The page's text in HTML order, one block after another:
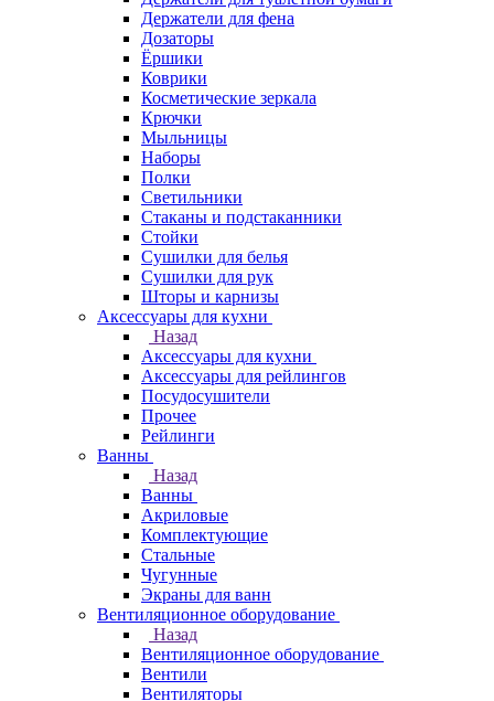
Держатели для фена
Дозаторы
Ёршики
Коврики
Косметические зеркала
Крючки
Мыльницы
Наборы
Полки
Светильники
Стаканы и подстаканники
Стойки
Сушилки для белья
Сушилки для рук
Шторы и карнизы
Аксессуары для кухни
Назад
Аксессуары для кухни
Аксессуары для рейлингов
Посудосушители
Прочее
Рейлинги
Ванны
Назад
Ванны
Акриловые
Комплектующие
Стальные
Чугунные
Экраны для ванн
Вентиляционное оборудование
Назад
Вентиляционное оборудование
Вентили
Вентиляторы